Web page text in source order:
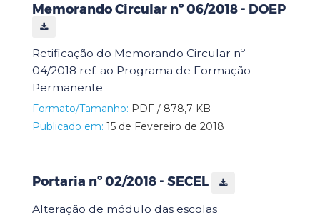
Memorando Circular nº 06/2018 - DOEP
Retificação do Memorando Circular nº
04/2018 ref. ao Programa de Formação
Permanente
Formato/Tamanho: PDF / 878,7 KB
Publicado em: 15 de Fevereiro de 2018
Portaria nº 02/2018 - SECEL
Alteração de módulo das escolas